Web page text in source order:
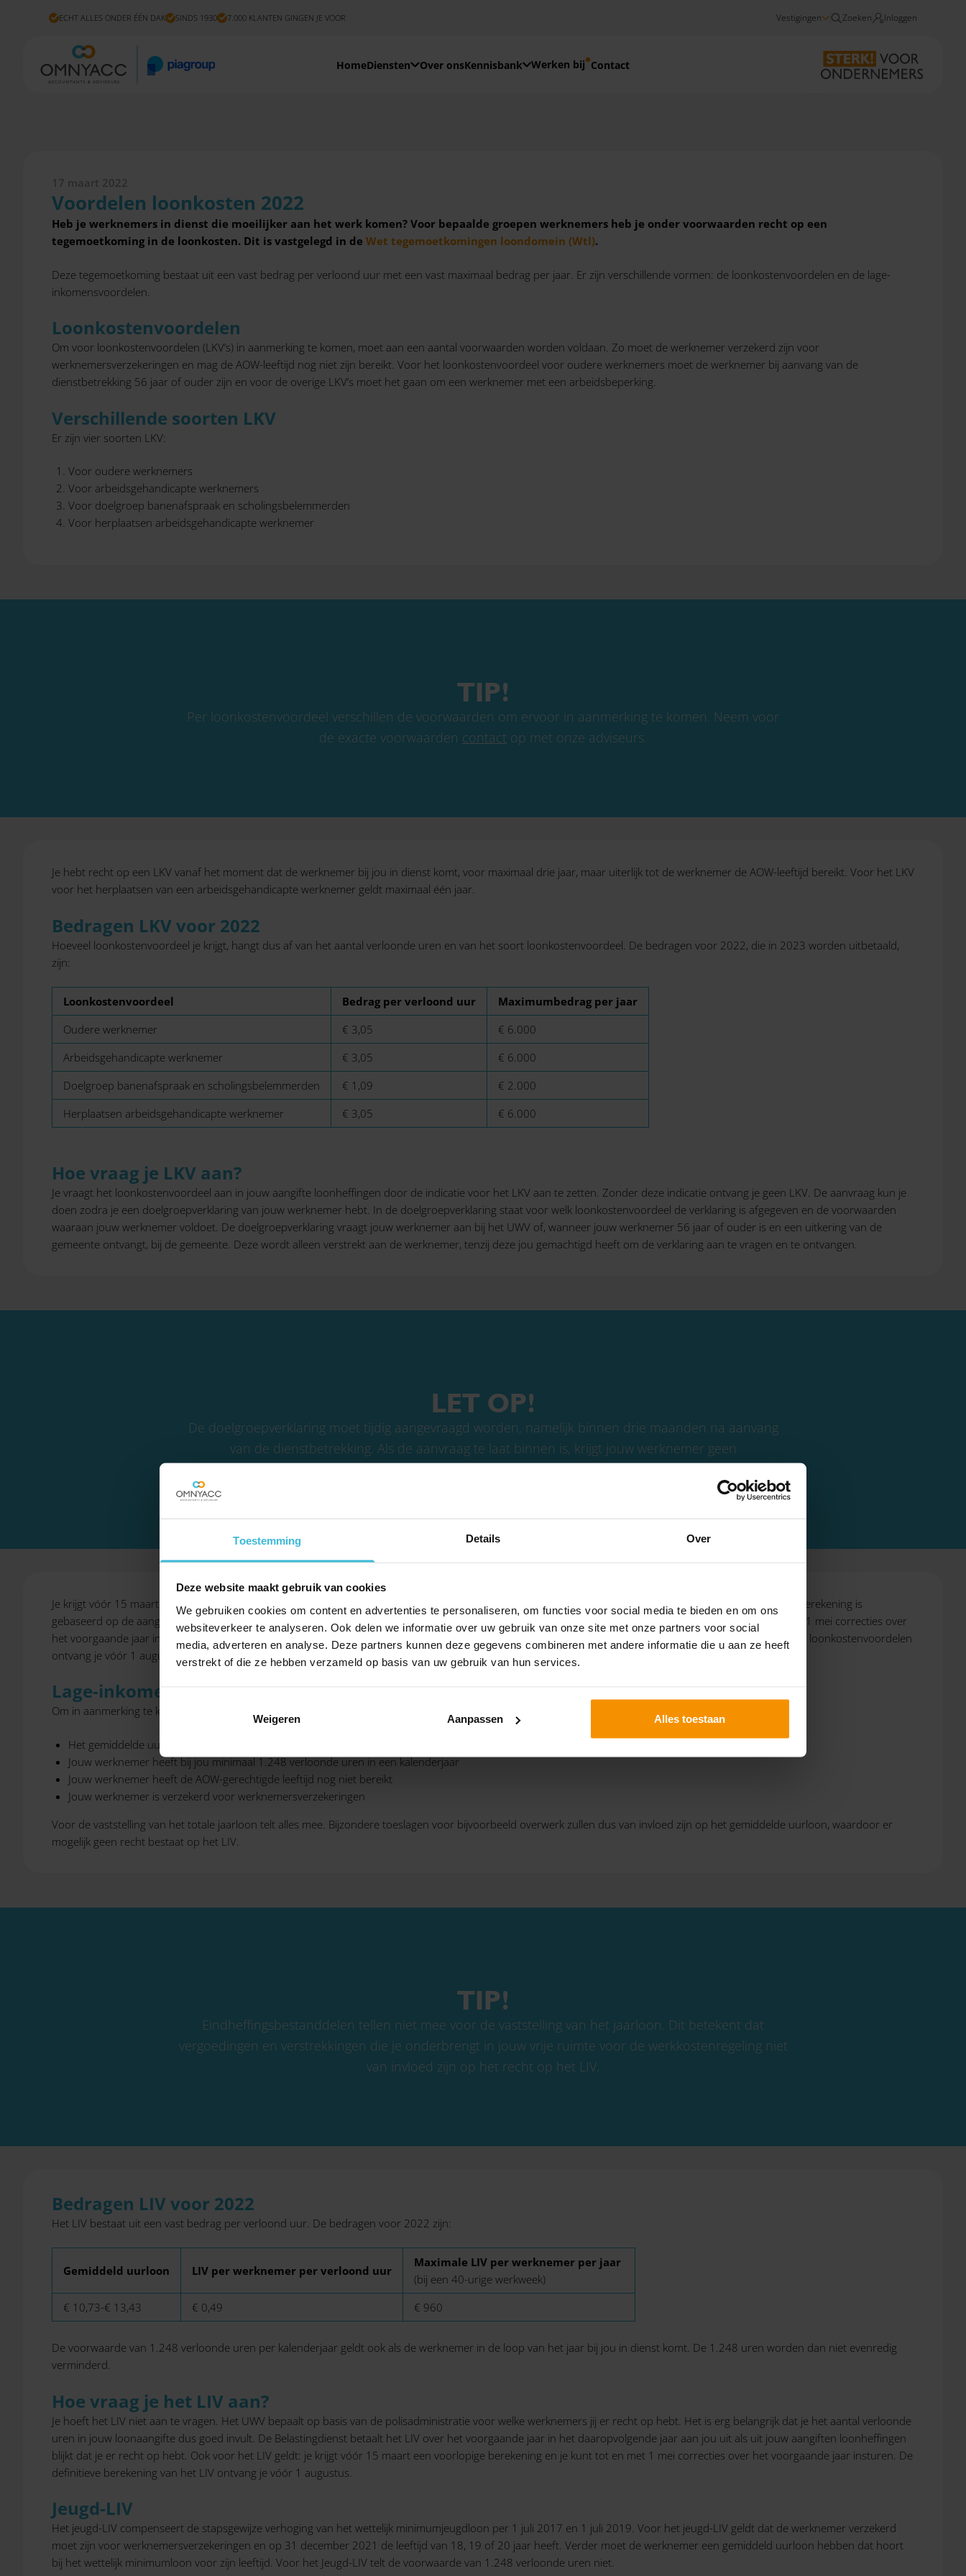
Toestemming Details Over
Deze website maakt gebruik van cookies
We gebruiken cookies om content en advertenties te personaliseren, om functies voor social media te bieden en om ons
websiteverkeer te analyseren. Ook delen we informatie over uw gebruik van onze site met onze partners voor social
media, adverteren en analyse. Deze partners kunnen deze gegevens combineren met andere informatie die u aan ze heeft
verstrekt of die ze hebben verzameld op basis van uw gebruik van hun services.
Weigeren Aanpassen Alles toestaan
ECHT ALLES ONDER ÉÉN DAK SINDS 1930 7.000 KLANTEN GINGEN JE VOOR Vestigingen Zoeken Inloggen
HomeDiensten Over onsKennisbank Werken bij Contact
Nieuws Voordelen loonkosten 2022
17 maart 2022
Voordelen loonkosten 2022
Heb je werknemers in dienst die moeilijker aan het werk komen? Voor bepaalde groepen werknemers heb je onder voorwaarden recht op een
tegemoetkoming in de loonkosten. Dit is vastgelegd in de Wet tegemoetkomingen loondomein (Wtl).
Deze tegemoetkoming bestaat uit een vast bedrag per verloond uur met een vast maximaal bedrag per jaar. Er zijn verschillende vormen: de loonkostenvoordelen en de lage-
inkomensvoordelen.
Loonkostenvoordelen
Om voor loonkostenvoordelen (LKV’s) in aanmerking te komen, moet aan een aantal voorwaarden worden voldaan. Zo moet de werknemer verzekerd zijn voor
werknemersverzekeringen en mag de AOW-leeftijd nog niet zijn bereikt. Voor het loonkostenvoordeel voor oudere werknemers moet de werknemer bij aanvang van de
dienstbetrekking 56 jaar of ouder zijn en voor de overige LKV’s moet het gaan om een werknemer met een arbeidsbeperking.
Verschillende soorten LKV
Er zijn vier soorten LKV:
Voor oudere werknemers
Voor arbeidsgehandicapte werknemers
Voor doelgroep banenafspraak en scholingsbelemmerden
Voor herplaatsen arbeidsgehandicapte werknemer
TIP!
Per loonkostenvoordeel verschillen de voorwaarden om ervoor in aanmerking te komen. Neem voor
de exacte voorwaarden contact op met onze adviseurs.
Je hebt recht op een LKV vanaf het moment dat de werknemer bij jou in dienst komt, voor maximaal drie jaar, maar uiterlijk tot de werknemer de AOW-leeftijd bereikt. Voor het LKV
voor het herplaatsen van een arbeidsgehandicapte werknemer geldt maximaal één jaar.
Bedragen LKV voor 2022
Hoeveel loonkostenvoordeel je krijgt, hangt dus af van het aantal verloonde uren en van het soort loonkostenvoordeel. De bedragen voor 2022, die in 2023 worden uitbetaald,
zijn:
Loonkostenvoordeel Bedrag per verloond uur
Maximumbedrag per jaar
Oudere werknemer
€ 3,05
€ 6.000
Arbeidsgehandicapte werknemer
€ 3,05
€ 6.000
Doelgroep banenafspraak en scholingsbelemmerden
€ 1,09
€ 2.000
Herplaatsen arbeidsgehandicapte werknemer
€ 3,05 € 6.000
Hoe vraag je LKV aan?
Je vraagt het loonkostenvoordeel aan in jouw aangifte loonheffingen door de indicatie voor het LKV aan te zetten. Zonder deze indicatie ontvang je geen LKV. De aanvraag kun je
doen zodra je een doelgroepverklaring van jouw werknemer hebt. In de doelgroepverklaring staat voor welk loonkostenvoordeel de verklaring is afgegeven en de voorwaarden
waaraan jouw werknemer voldoet. De doelgroepverklaring vraagt jouw werknemer aan bij het UWV of, wanneer jouw werknemer 56 jaar of ouder is en een uitkering van de
gemeente ontvangt, bij de gemeente. Deze wordt alleen verstrekt aan de werknemer, tenzij deze jou gemachtigd heeft om de verklaring aan te vragen en te ontvangen.
LET OP!
De doelgroepverklaring moet tijdig aangevraagd worden, namelijk binnen drie maanden na aanvang
van de dienstbetrekking. Als de aanvraag te laat binnen is, krijgt jouw werknemer geen
doelgroepverklaring meer en kun je geen aanspraak maken op het LKV.
Je krijgt vóór 15 maart een voorlopige berekening van de loonkostenvoordelen waar je voor jouw werknemers over het voorgaande jaar recht op hebt. De berekening is
gebaseerd op de aangiften en correcties over het voorgaande jaar die je tot en met 31 januari van het daaropvolgende jaar hebt gedaan. Je kunt tot en met 1 mei correcties over
het voorgaande jaar insturen. Die worden nog meegenomen in de definitieve berekening van jouw loonkostenvoordelen. De definitieve berekening van jouw loonkostenvoordelen
ontvang je vóór 1 augustus van de Belastingdienst, op basis van de berekening van het UWV.
Lage-inkomensvoordeel
Om in aanmerking te komen voor het lage-inkomensvoordeel (LIV), moet je aan de volgende voorwaarden voldoen:
Het gemiddelde uurloon van jouw werknemer bedraagt in 2022 minimaal € 10,73, maar niet meer dan € 13,43
Jouw werknemer heeft bij jou minimaal 1.248 verloonde uren in een kalenderjaar
Jouw werknemer heeft de AOW-gerechtigde leeftijd nog niet bereikt
Jouw werknemer is verzekerd voor werknemersverzekeringen
Voor de vaststelling van het totale jaarloon telt alles mee. Bijzondere toeslagen voor bijvoorbeeld overwerk zullen dus van invloed zijn op het gemiddelde uurloon, waardoor er
mogelijk geen recht bestaat op het LIV.
TIP!
Eindheffingsbestanddelen tellen niet mee voor de vaststelling van het jaarloon. Dit betekent dat
vergoedingen en verstrekkingen die je onderbrengt in jouw vrije ruimte voor de werkkostenregeling niet
van invloed zijn op het recht op het LIV.
Bedragen LIV voor 2022
Het LIV bestaat uit een vast bedrag per verloond uur. De bedragen voor 2022 zijn:
Gemiddeld uurloon LIV per werknemer per verloond uur
Maximale LIV per werknemer per jaar
(bij een 40-urige werkweek)
€ 10,73-€ 13,43
€ 0,49 € 960
De voorwaarde van 1.248 verloonde uren per kalenderjaar geldt ook als de werknemer in de loop van het jaar bij jou in dienst komt. De 1.248 uren worden dan niet evenredig
verminderd.
Hoe vraag je het LIV aan?
Je hoeft het LIV niet aan te vragen. Het UWV bepaalt op basis van de polisadministratie voor welke werknemers jij er recht op hebt. Het is erg belangrijk dat je het aantal verloonde
uren in jouw loonaangifte dus goed invult. De Belastingdienst betaalt het LIV over het voorgaande jaar in het daaropvolgende jaar aan jou uit als uit jouw aangiften loonheffingen
blijkt dat je er recht op hebt. Ook voor het LIV geldt: je krijgt vóór 15 maart een voorlopige berekening en je kunt tot en met 1 mei correcties over het voorgaande jaar insturen. De
definitieve berekening van het LIV ontvang je vóór 1 augustus.
Jeugd-LIV
Het jeugd-LIV compenseert de stapsgewijze verhoging van het wettelijk minimumjeugdloon per 1 juli 2017 en 1 juli 2019. Voor het jeugd-LIV geldt dat de werknemer verzekerd
moet zijn voor werknemersverzekeringen en op 31 december 2021 de leeftijd van 18, 19 of 20 jaar heeft. Verder moet de werknemer een gemiddeld uurloon hebben dat hoort
bij het wettelijk minimumloon voor zijn leeftijd. Voor het Jeugd-LIV telt de voorwaarde van 1.248 verloonde uren niet.